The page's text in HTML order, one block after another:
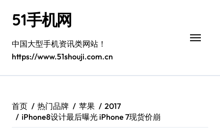
51手机网
中国大型手机资讯类网站！
https://www.51shouji.com.cn
首页 热门品牌 苹果
2017
iPhone8设计最后曝光 iPhone 7现货价崩